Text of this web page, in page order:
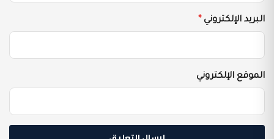
البريد الإلكتروني*
الموقع الإلكتروني